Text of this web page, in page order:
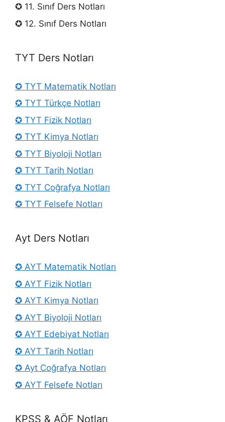
✪ 11. Sınıf Ders Notları
✪ 12. Sınıf Ders Notları
TYT Ders Notları
✪ TYT Matematik Notları
✪ TYT Türkçe Notları
✪ TYT Fizik Notları
✪ TYT Kimya Notları
✪ TYT Biyoloji Notları
✪ TYT Tarih Notları
✪ TYT Coğrafya Notları
✪ TYT Felsefe Notları
Ayt Ders Notları
✪ AYT Matematik Notları
✪ AYT Fizik Notları
✪ AYT Kimya Notları
✪ AYT Biyoloji Notları
✪ AYT Edebiyat Notları
✪ AYT Tarih Notları
✪ Ayt Coğrafya Notları
✪ AYT Felsefe Notları
KPSS & AÖF Notları